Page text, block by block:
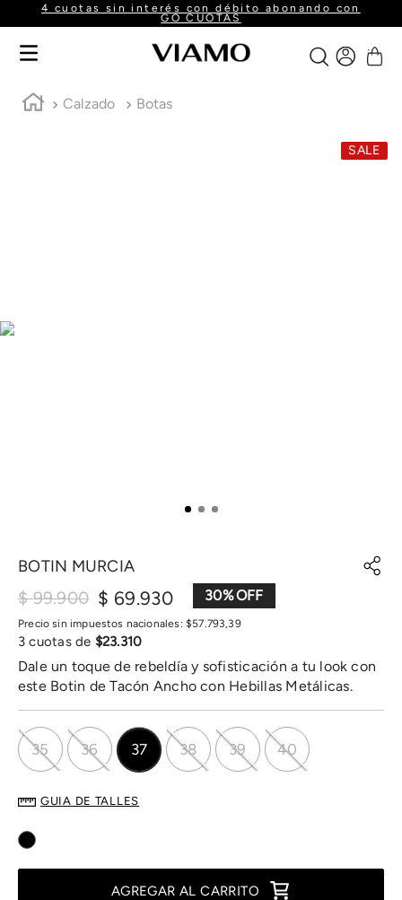
4 cuotas sin interés con débito abonando con
GO CUOTAS
Calzado Botas
SALE
BOTIN MURCIA
$ 69.930
$ 99.900 30%
Precio sin impuestos nacionales: $57.793,39
3 cuotas de $23.310
Dale un toque de rebeldía y sofisticación a tu look con
este Botin de Tacón Ancho con Hebillas Metálicas.
35 36 37 38 39 40
GUIA DE TALLES
AGREGAR AL CARRITO